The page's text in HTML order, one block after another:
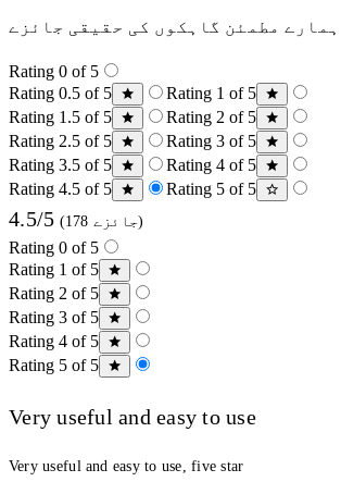
ہمارے مطمئن گاہکوں کی حقیقی جائزے
Rating 0 of 5
Rating 0.5 of 5
Rating 1 of 5
Rating 1.5 of 5
Rating 2 of 5
Rating 2.5 of 5
Rating 3 of 5
Rating 3.5 of 5
Rating 4 of 5
Rating 4.5 of 5
Rating 5 of 5
4.5/5 (178 جائزے)
Rating 0 of 5
Rating 1 of 5
Rating 2 of 5
Rating 3 of 5
Rating 4 of 5
Rating 5 of 5
Very useful and easy to use
Very useful and easy to use, five star